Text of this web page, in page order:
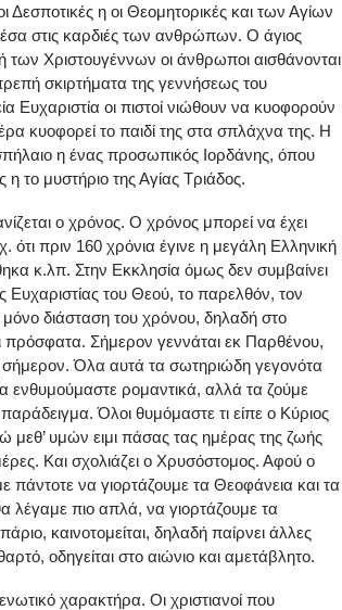
Δεσποτικές η οι Θεομητορικές και των Αγίων
στις καρδιές των ανθρώπων. Ο άγιος
Χριστουγέννων οι άνθρωποι αισθάνονται
σκιρτήματα της γεννήσεως του
Ευχαριστία οι πιστοί νιώθουν να κυοφορούν
κυοφορεί το παιδί της στα σπλάχνα της. Η
η ένας προσωπικός Ιορδάνης, όπου
η το μυστήριο της Αγίας Τριάδος.
ο χρόνος. Ο χρόνος μπορεί να έχει
πριν 160 χρόνια έγινε η μεγάλη Ελληνική
κ.λπ. Στην Εκκλησία όμως δεν συμβαίνει
Ευχαριστίας του Θεού, το παρελθόν, τον
διάσταση του χρόνου, δηλαδή στο
Σήμερον γεννάται εκ Παρθένου,
σήμερον. Όλα αυτά τα σωτηριώδη γεγονότα
ενθυμούμαστε ρομαντικά, αλλά τα ζούμε
Όλοι θυμόμαστε τι είπε ο Κύριος
υμών ειμι πάσας τας ημέρας της ζωής
Και σχολιάζει ο Χρυσόστομος. Αφού ο
πάντοτε να γιορτάζουμε τα Θεοφάνεια και τα
λέγαμε πιο απλά, να γιορτάζουμε τα
καινοτομείται, δηλαδή παίρνει άλλες
οδηγείται στο αιώνιο και αμετάβλητο.
χαρακτήρα. Οι χριστιανοί που